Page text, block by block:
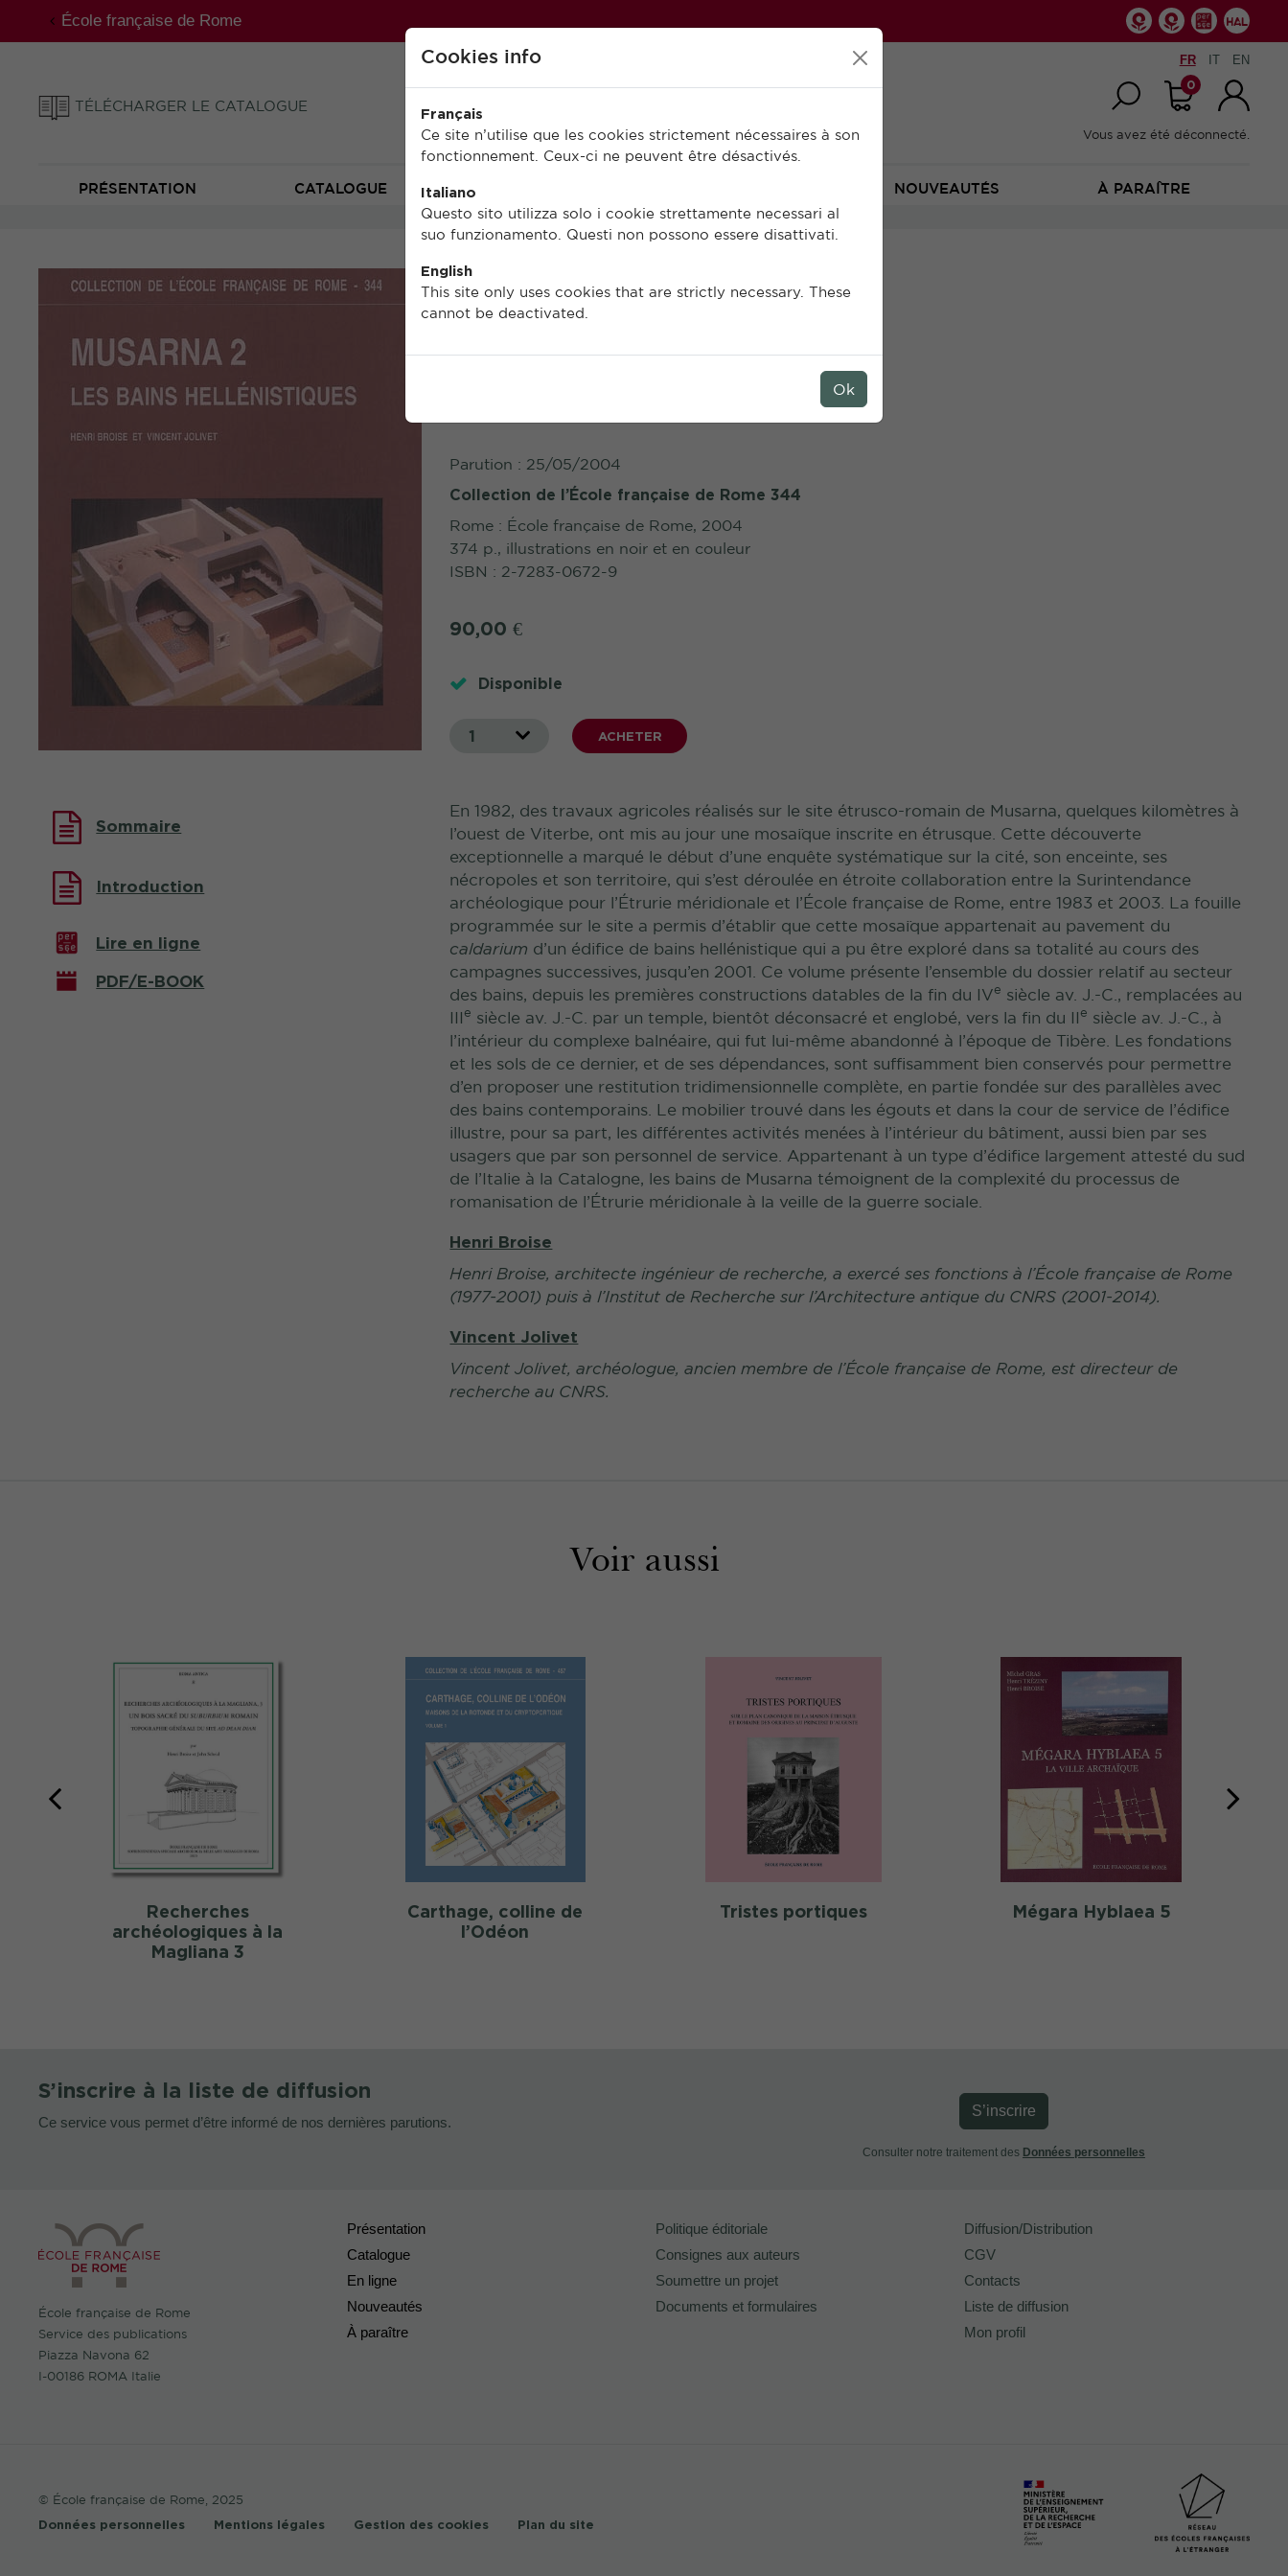
École française de Rome
FR IT EN
TÉLÉCHARGER LE CATALOGUE
0
Vous avez été déconnecté.
PRÉSENTATION CATALOGUE NOUVEAUTÉS À PARAÎTRE
Sommaire
Introduction
Lire en ligne
PDF/E-BOOK
Henri Broise, Vincent Jolivet
Parution : 25/05/2004
Collection de l’École française de Rome 344
Rome : École française de Rome, 2004
374 p., illustrations en noir et en couleur
ISBN : 2-7283-0672-9
90,00 €
Disponible
1 ACHETER
En 1982, des travaux agricoles réalisés sur le site étrusco-romain de Musarna, quelques kilomètres à
l’ouest de Viterbe, ont mis au jour une mosaïque inscrite en étrusque. Cette découverte
exceptionnelle a marqué le début d’une enquête systématique sur la cité, son enceinte, ses
nécropoles et son territoire, qui s’est déroulée en étroite collaboration entre la Surintendance
archéologique pour l’Étrurie méridionale et l’École française de Rome, entre 1983 et 2003. La fouille
programmée sur le site a permis d’établir que cette mosaïque appartenait au pavement du
caldarium d’un édifice de bains hellénistique qui a pu être exploré dans sa totalité au cours des
campagnes successives, jusqu’en 2001. Ce volume présente l’ensemble du dossier relatif au secteur
des bains, depuis les premières constructions datables de la fin du IVe siècle av. J.-C., remplacées au
III e siècle av. J.-C. par un temple, bientôt déconsacré et englobé, vers la fin du II e siècle av. J.-C., à
l’intérieur du complexe balnéaire, qui fut lui-même abandonné à l’époque de Tibère. Les fondations
et les sols de ce dernier, et de ses dépendances, sont suffisamment bien conservés pour permettre
d’en proposer une restitution tridimensionnelle complète, en partie fondée sur des parallèles avec
des bains contemporains. Le mobilier trouvé dans les égouts et dans la cour de service de l’édifice
illustre, pour sa part, les différentes activités menées à l’intérieur du bâtiment, aussi bien par ses
usagers que par son personnel de service. Appartenant à un type d’édifice largement attesté du sud
de l’Italie à la Catalogne, les bains de Musarna témoignent de la complexité du processus de
romanisation de l’Étrurie méridionale à la veille de la guerre sociale.
Henri Broise
Henri Broise, architecte ingénieur de recherche, a exercé ses fonctions à l’École française de Rome
(1977-2001) puis à l’Institut de Recherche sur l’Architecture antique du CNRS (2001-2014).
Vincent Jolivet
Vincent Jolivet, archéologue, ancien membre de l’École française de Rome, est directeur de
recherche au CNRS.
Voir aussi
Recherches
archéologiques à la
Magliana 3
Carthage, colline de
l’Odéon
Tristes portiques Mégara Hyblaea 5
S’inscrire à la liste de diffusion
Ce service vous permet d’être informé de nos dernières parutions.
S’inscrire
Consulter notre traitement des Données personnelles
École française de Rome
Service des publications
Piazza Navona 62
I-00186 ROMA Italie
Présentation
Catalogue
En ligne
Nouveautés
À paraître
Politique éditoriale
Consignes aux auteurs
Soumettre un projet
Documents et formulaires
Diffusion/Distribution
CGV
Contacts
Liste de diffusion
Mon profil
© École française de Rome, 2025
Données personnelles
Mentions légales Gestion des cookies Plan du site
Cookies info
Français
Ce site n’utilise que les cookies strictement nécessaires à son
fonctionnement. Ceux-ci ne peuvent être désactivés.
Italiano
Questo sito utilizza solo i cookie strettamente necessari al
suo funzionamento. Questi non possono essere disattivati.
English
This site only uses cookies that are strictly necessary. These
cannot be deactivated.
Ok